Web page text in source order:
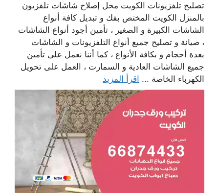
تصليح تلفزيونات الكويت محل إصلاح شاشات تلفزيون
بالمنزل الكويت المختص بفك و تبديل كافة أنواع
الشاشات الكبيرة و الصغير ، تأمين أجود أنواع الشاشات
، صيانة و تصليح جميع أنواع التلفزيونات و الشاشات
بعدة أحجام و بكافة الأنواع ، كما أننا نعمل على تأمين
جميع الشاشات العادية و السمارت ، العمل على تحويل
الكهرباء الخاصة ... اقرأ المزيد